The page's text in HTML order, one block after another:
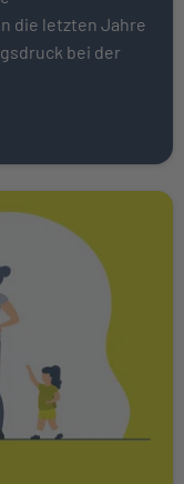
die letzten Jahre
bei der